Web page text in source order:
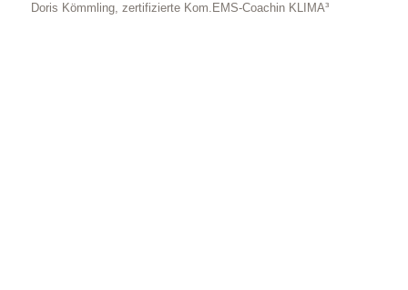
Doris Kömmling, zertifizierte Kom.EMS-Coachin KLIMA³